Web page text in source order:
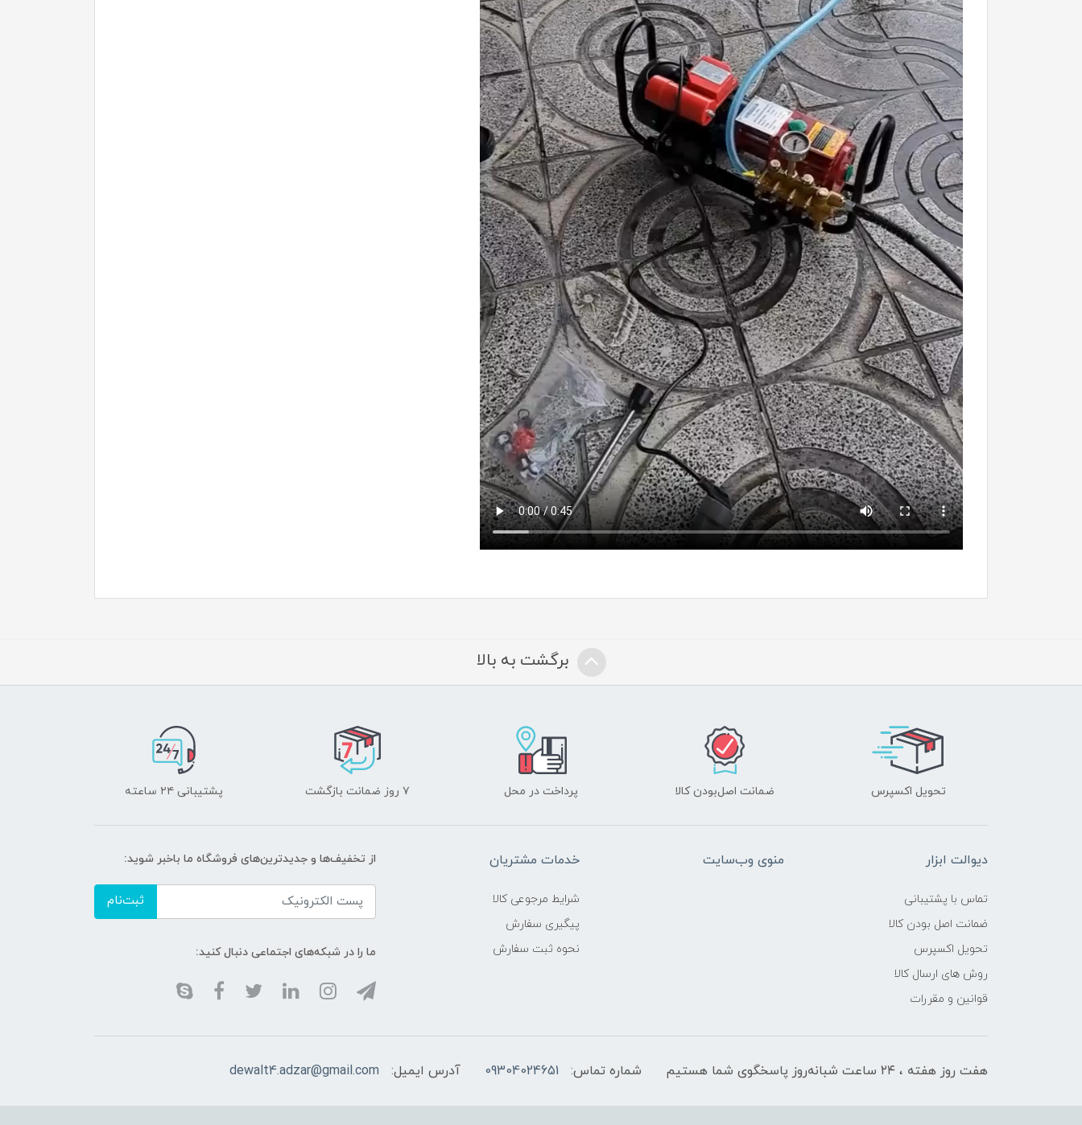
برگشت به بالا
تحویل اکسپرس ضمانت اصل‌بودن کالا پرداخت در محل ۷ روز ضمانت بازگشت پشتیبانی ۲۴ ساعته
دیوالت ابزار
تماس با پشتیبانی
ضمانت اصل بودن کالا
تحویل اکسپرس
روش های ارسال کالا
قوانین و مقررات
منوی وب‌سایت خدمات مشتریان
شرایط مرجوعی کالا
پیگیری سفارش
نحوه ثبت سفارش
از تخفیف‌ها و جدیدترین‌های فروشگاه ما باخبر شوید:
ثبت‌نام
ما را در شبکه‌های اجتماعی دنبال کنید:
هفت روز هفته ، ۲۴ ساعت شبانه‌روز پاسخگوی شما هستیم شماره تماس: 09304024651 آدرس ایمیل: dewalt4.adzar@gmail.com